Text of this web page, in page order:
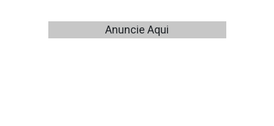
Anuncie Aqui